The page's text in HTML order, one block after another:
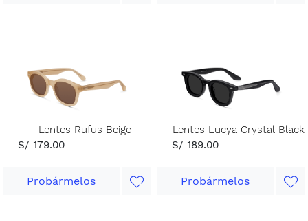
Lentes Rufus Beige
S/ 179.00
Probármelos
Lentes Lucya Crystal Black
S/ 189.00
Probármelos